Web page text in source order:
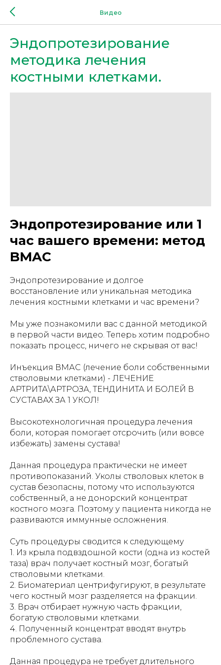
Видео
Эндопротезирование
методика лечения
костными клетками.
Эндопротезирование или 1
час вашего времени: метод
BMAC
Эндопротезирование и долгое
восстановление или уникальная методика
лечения костными клетками и час времени?
Мы уже познакомили вас с данной методикой
в первой части видео. Теперь хотим подробно
показать процесс, ничего не скрывая от вас!
Инъекция ВМАС (лечение боли собственными
стволовыми клетками) - ЛЕЧЕНИЕ
АРТРИТА\АРТРОЗА, ТЕНДИНИТА И БОЛЕЙ В
СУСТАВАХ ЗА 1 УКОЛ!
Высокотехнологичная процедура лечения
боли, которая помогает отсрочить (или вовсе
избежать) замены сустава!
Данная процедура практически не имеет
противопоказаний. Уколы стволовых клеток в
сустав безопасны, потому что используются
собственный, а не донорский концентрат
костного мозга. Поэтому у пациента никогда не
развиваются иммунные осложнения.
Суть процедуры сводится к следующему
1. Из крыла подвздошной кости (одна из костей
таза) врач получает костный мозг, богатый
стволовыми клетками.
2. Биоматериал центрифугируют, в результате
чего костный мозг разделяется на фракции.
3. Врач отбирает нужную часть фракции,
богатую стволовыми клетками.
4. Полученный концентрат вводят внутрь
проблемного сустава.
Данная процедура не требует длительного